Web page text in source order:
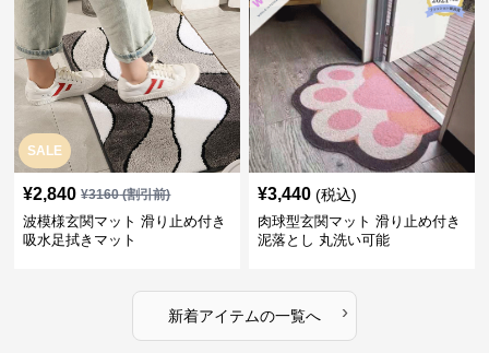
SALE
¥2,840 ¥3160(割引前)
波模様玄関マット 滑り止め付き
吸水足拭きマット
¥3,440 (税込)
肉球型玄関マット 滑り止め付き
泥落とし 丸洗い可能
新着アイテムの一覧へ ›